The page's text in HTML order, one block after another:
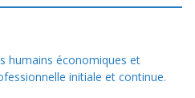
humains économiques et
initiale et continue.